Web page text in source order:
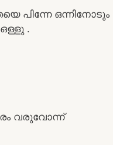
പിന്നേ ഒന്നിനോടും
.
വരുവോന്ന്